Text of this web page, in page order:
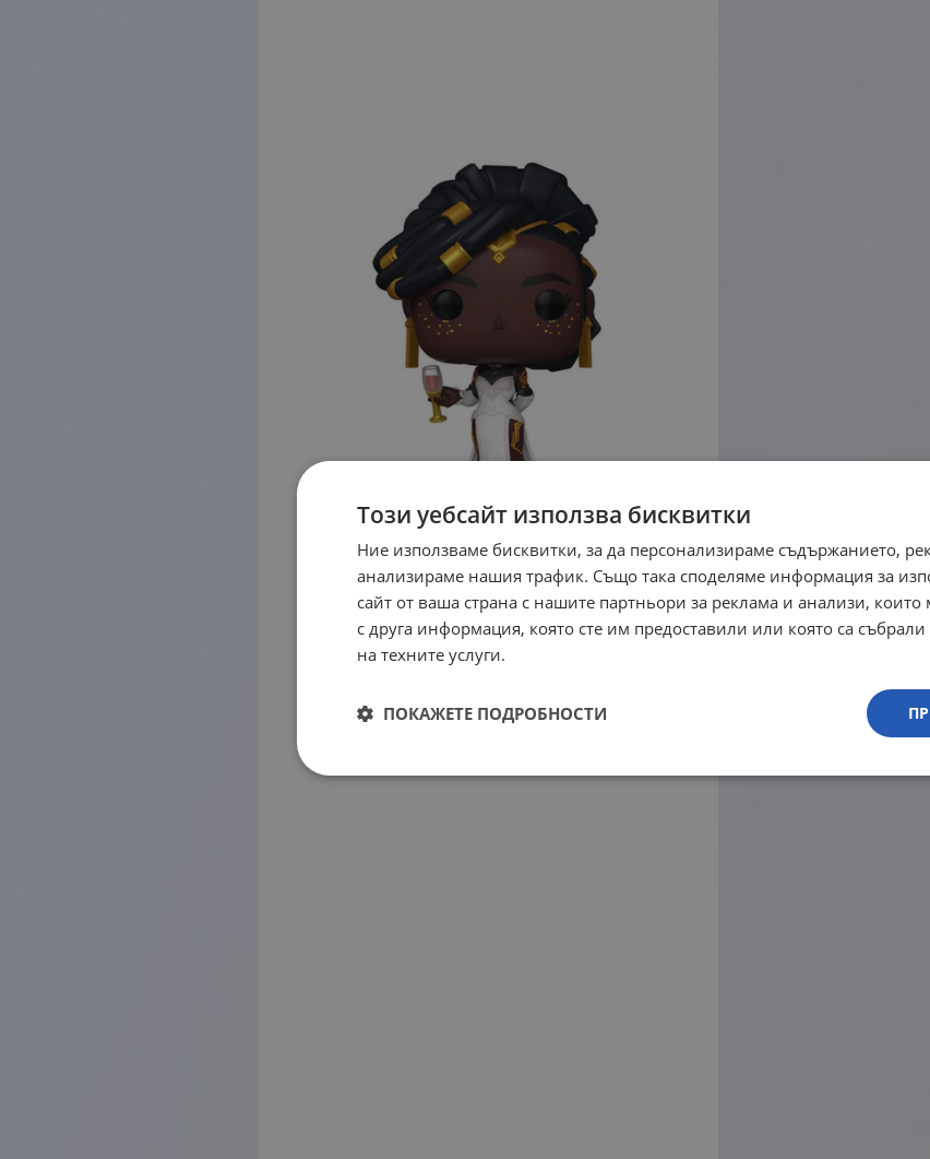
Този уебсайт използва бисквитки
Ние използваме бисквитки, за да персонализираме съдържанието,
анализираме нашия трафик. Също така споделяме информация за
сайт от ваша страна с нашите партньори за реклама и анализи,
с друга информация, която сте им предоставили или която са
на техните услуги.
ПОКАЖЕТЕ ПОДРОБНОСТИ